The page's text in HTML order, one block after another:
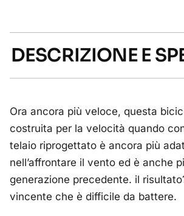
DESCRIZIONE E
Ora ancora più veloce, questa
costruita per la velocità quando
telaio riprogettato è ancora più
nell’affrontare il vento ed è anche
generazione precedente. il
vincente che è difficile da battere.